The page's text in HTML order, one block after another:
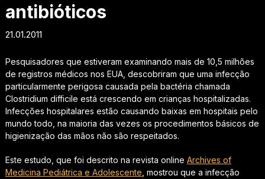
antibióticos
21.01.2011
Pesquisadores que estiveram examinando mais de 10,5 milhões
de registros médicos nos EUA, descobriram que uma infecção
particularmente perigosa causada pela bactéria chamada
Clostridium difficile está crescendo em crianças hospitalizadas.
Infecções hospitalares estão causando baixas em hospitais pelo
mundo todo, na maioria das vezes os procedimentos básicos de
higienização das mãos não são respeitados.
Este estudo, que foi descrito na revista online Archives of
Medicina Pediátrica e Adolescente , mostrou que a infecção